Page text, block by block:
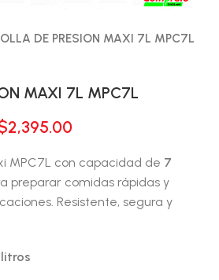
OLLA DE PRESION MAXI 7L MPC7L
MAXI 7L MPC7L
2,395.00El
actual
es:
RD$2,395.00.
MPC7L con capacidad de 7
preparar comidas rápidas y
Resistente, segura y